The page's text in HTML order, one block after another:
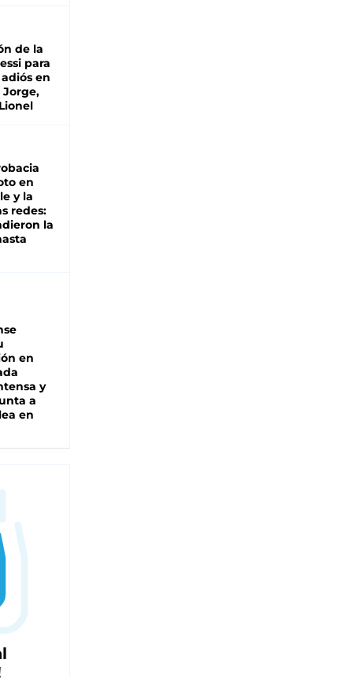
de la
para
en
Jorge,
en
y la
redes:
la
en
y
a
en